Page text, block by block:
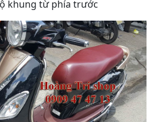
khung từ phía trước